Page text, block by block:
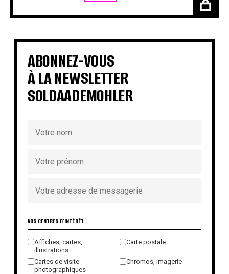
ABONNEZ-VOUS
À LA NEWSLETTER
SOLDAADEMOHLER
VOS CENTRES D'INTÉRÊT
Affiches, cartes,
illustrations
Carte postale
Cartes de visite
photographiques
Chromos, imagerie